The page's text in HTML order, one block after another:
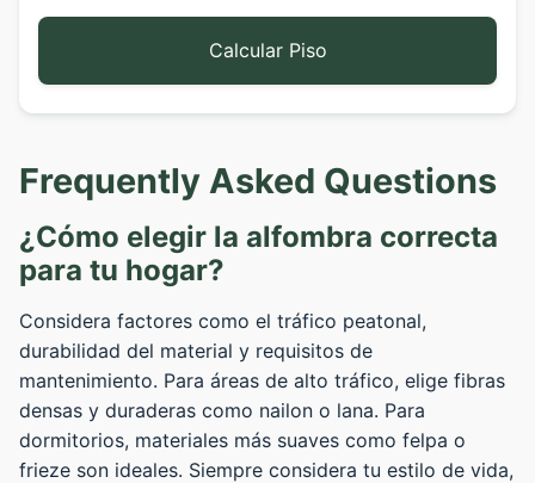
Calcular Piso
Frequently Asked Questions
¿Cómo elegir la alfombra correcta
para tu hogar?
Considera factores como el tráfico peatonal,
durabilidad del material y requisitos de
mantenimiento. Para áreas de alto tráfico, elige fibras
densas y duraderas como nailon o lana. Para
dormitorios, materiales más suaves como felpa o
frieze son ideales. Siempre considera tu estilo de vida,